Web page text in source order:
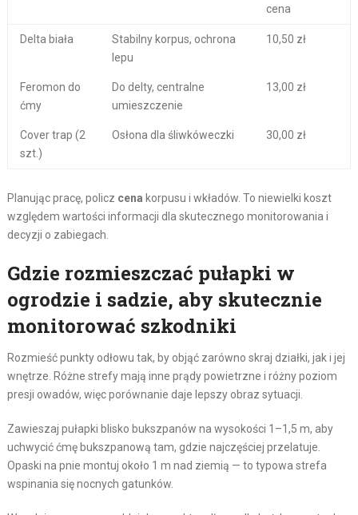
cena
Delta biała
Stabilny korpus, ochrona
lepu
10,50 zł
Feromon do
ćmy
Do delty, centralne
umieszczenie
13,00 zł
Cover trap (2
szt.)
Osłona dla śliwkóweczki 30,00 zł
Planując pracę, policz cena korpusu i wkładów. To niewielki koszt
względem wartości informacji dla skutecznego monitorowania i
decyzji o zabiegach.
Gdzie rozmieszczać pułapki w
ogrodzie i sadzie, aby skutecznie
monitorować szkodniki
Rozmieść punkty odłowu tak, by objąć zarówno skraj działki, jak i jej
wnętrze. Różne strefy mają inne prądy powietrzne i różny poziom
presji owadów, więc porównanie daje lepszy obraz sytuacji.
Zawieszaj pułapki blisko bukszpanów na wysokości 1–1,5 m, aby
uchwycić ćmę bukszpanową tam, gdzie najczęściej przelatuje.
Opaski na pnie montuj około 1 m nad ziemią — to typowa strefa
wspinania się nocnych gatunków.